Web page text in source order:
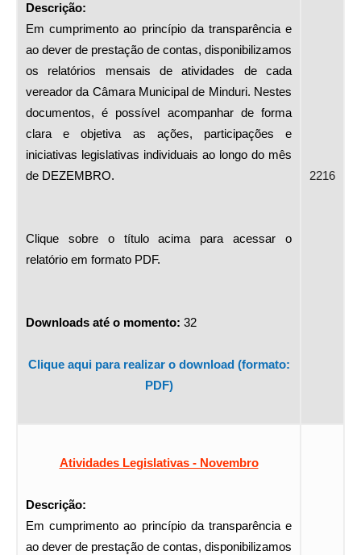
Descrição:
Em cumprimento ao princípio da transparência e
ao dever de prestação de contas, disponibilizamos
os relatórios mensais de atividades de cada
vereador da Câmara Municipal de Minduri. Nestes
documentos, é possível acompanhar de forma
clara e objetiva as ações, participações e
iniciativas legislativas individuais ao longo do mês
de DEZEMBRO.
Clique sobre o título acima para acessar o
relatório em formato PDF.
Downloads até o momento: 32
Clique aqui para realizar o download (formato:
PDF)
2216
Atividades Legislativas - Novembro
Descrição:
Em cumprimento ao princípio da transparência e
ao dever de prestação de contas, disponibilizamos